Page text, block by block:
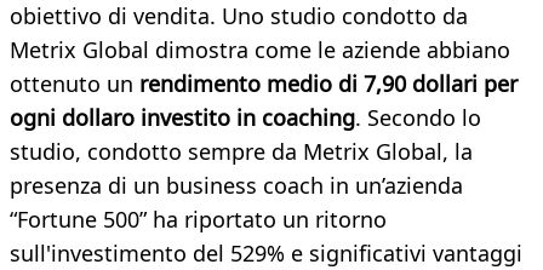
obiettivo di vendita. Uno studio condotto da
Metrix Global dimostra come le aziende abbiano
ottenuto un rendimento medio di 7,90 dollari per
ogni dollaro investito in coaching. Secondo lo
studio, condotto sempre da Metrix Global, la
presenza di un business coach in un’azienda
“Fortune 500” ha riportato un ritorno
sull'investimento del 529% e significativi vantaggi